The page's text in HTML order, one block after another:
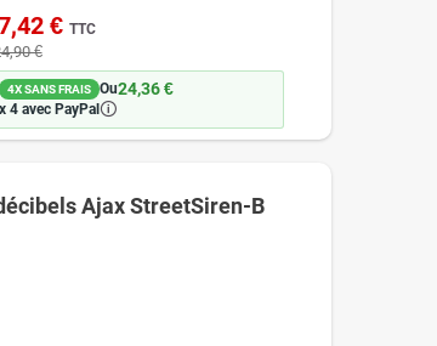
€ TTC
€
4X SANS FRAIS Ou24,36 €
x 4 avec PayPal🛈
Ajax StreetSiren-B